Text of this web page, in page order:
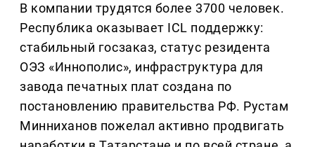
В компании трудятся более 3700 человек.
Республика оказывает ICL поддержку:
стабильный госзаказ, статус резидента
ОЭЗ «Иннополис», инфраструктура для
завода печатных плат создана по
постановлению правительства РФ. Рустам
Минниханов пожелал активно продвигать